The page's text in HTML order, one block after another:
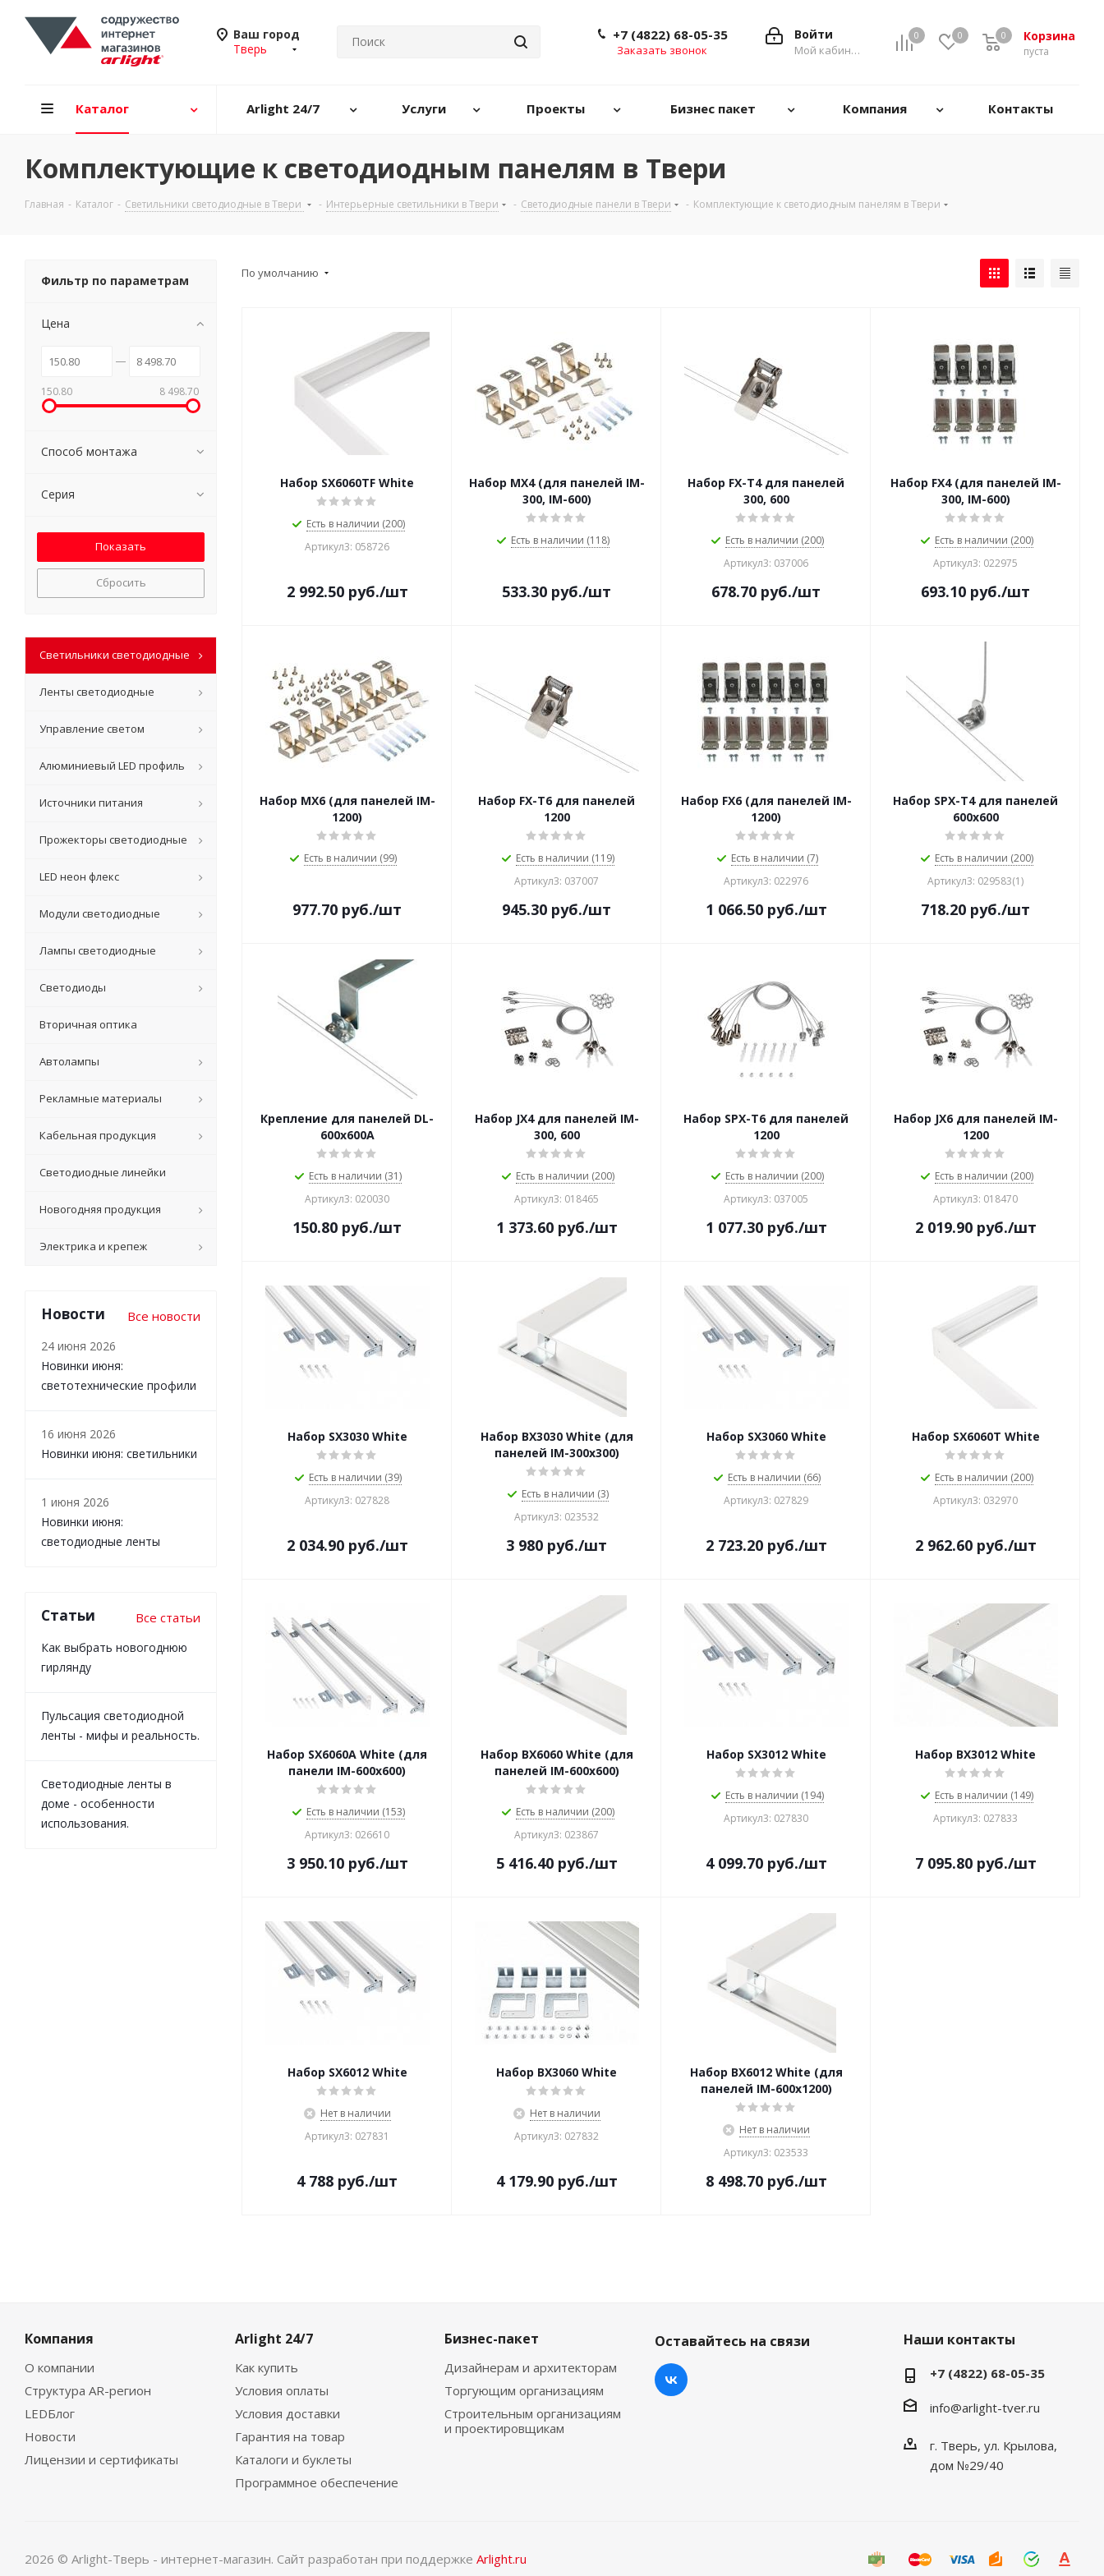
Ваш город
Тверь
0 0 Корзина
0
пуста
0
Войти
Мой кабинет
+7 (4822) 68-05-35
Заказать звонок
Каталог Arlight 24/7 Услуги Проекты Бизнес пакет Компания Контакты
Комплектующие к светодиодным панелям в Твери
Главная - Каталог - Светильники светодиодные в Твери - Интерьерные светильники в Твери - Светодиодные панели в Твери - Комплектующие к светодиодным панелям в Твери
По умолчанию
Набор SX6060TF White
Есть в наличии (200)
Артикул3: 058726
2 992.50руб./шт
Набор MX4 (для панелей IM-
300, IM-600)
Есть в наличии (118)
533.30 руб./шт
Набор FX-T4 для панелей
300, 600
Есть в наличии (200)
Артикул3: 037006
678.70 руб./шт
Набор FX4 (для панелей IM-
300, IM-600)
Есть в наличии (200)
Артикул3: 022975
693.10 руб./шт
Набор MX6 (для панелей IM-
1200)
Есть в наличии (99)
977.70 руб./шт
Набор FX-T6 для панелей
1200
Есть в наличии (119)
Артикул3: 037007
945.30 руб./шт
Набор FX6 (для панелей IM-
1200)
Есть в наличии (7)
Артикул3: 022976
1 066.50руб./шт
Набор SPX-T4 для панелей
600x600
Есть в наличии (200)
Артикул3: 029583(1)
718.20 руб./шт
Крепление для панелей DL-
600x600A
Есть в наличии (31)
Артикул3: 020030
150.80 руб./шт
Набор JX4 для панелей IM-
300, 600
Есть в наличии (200)
Артикул3: 018465
1 373.60руб./шт
Набор SPX-T6 для панелей
1200
Есть в наличии (200)
Артикул3: 037005
1 077.30руб./шт
Набор JX6 для панелей IM-
1200
Есть в наличии (200)
Артикул3: 018470
2 019.90руб./шт
Набор SX3030 White
Есть в наличии (39)
Артикул3: 027828
2 034.90руб./шт
Набор BX3030 White (для
панелей IM-300x300)
Есть в наличии (3)
Артикул3: 023532
3 980 руб./шт
Набор SX3060 White
Есть в наличии (66)
Артикул3: 027829
2 723.20руб./шт
Набор SX6060T White
Есть в наличии (200)
Артикул3: 032970
2 962.60руб./шт
Набор SX6060A White (для
панели IM-600x600)
Есть в наличии (153)
Артикул3: 026610
3 950.10руб./шт
Набор BX6060 White (для
панелей IM-600x600)
Есть в наличии (200)
Артикул3: 023867
5 416.40руб./шт
Набор SX3012 White
Есть в наличии (194)
Артикул3: 027830
4 099.70руб./шт
Набор BX3012 White
Есть в наличии (149)
Артикул3: 027833
7 095.80руб./шт
Набор SX6012 White
Нет в наличии
Артикул3: 027831
4 788 руб./шт
Набор BX3060 White
Нет в наличии
Артикул3: 027832
4 179.90руб./шт
Набор BX6012 White (для
панелей IM-600x1200)
Нет в наличии
Артикул3: 023533
8 498.70руб./шт
Фильтр по параметрам
Цена
150.80 8 498.70
Способ монтажа
Серия
Сбросить
Светильники светодиодные
Ленты светодиодные
Управление светом
Алюминиевый LED профиль
Источники питания
Прожекторы светодиодные
LED неон флекс
Модули светодиодные
Лампы светодиодные
Светодиоды
Вторичная оптика
Автолампы
Рекламные материалы
Кабельная продукция
Светодиодные линейки
Новогодняя продукция
Электрика и крепеж
Новости Все новости
24 июня 2026
Новинки июня:
светотехнические профили
16 июня 2026
Новинки июня: светильники
1 июня 2026
Новинки июня:
светодиодные ленты
Статьи Все статьи
Как выбрать новогоднюю
гирлянду
Пульсация светодиодной
ленты - мифы и реальность.
Светодиодные ленты в
доме - особенности
использования.
Компания
О компании
Структура AR-регион
LEDБлог
Новости
Лицензии и сертификаты
Arlight 24/7
Как купить
Условия оплаты
Условия доставки
Гарантия на товар
Каталоги и буклеты
Программное обеспечение
Бизнес-пакет
Дизайнерам и архитекторам
Торгующим организациям
Строительным организациям
и проектировщикам
Оставайтесь на связи Наши контакты
+7 (4822) 68-05-35
info@arlight-tver.ru
г. Тверь, ул. Крылова,
дом №29/40
2026 © Arlight-Тверь - интернет-магазин. Сайт разработан при поддержке Arlight.ru